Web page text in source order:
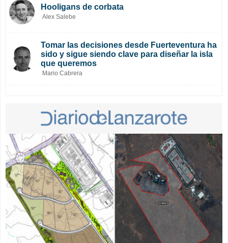
Hooligans de corbata
Alex Salebe
Tomar las decisiones desde Fuerteventura ha
sido y sigue siendo clave para diseñar la isla
que queremos
Mario Cabrera